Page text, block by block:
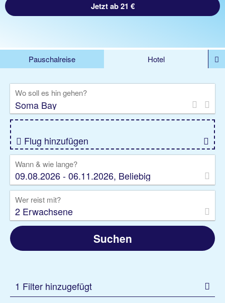
Jetzt ab 21 €
Pauschalreise
Hotel
Rundreise
Kreuzfahrt
Gruppenreise
Camper Privattransfer
Wo soll es hin gehen?
Flug hinzufügen
Wann & wie lange?
09.08.2026 - 06.11.2026, Beliebig
Wer reist mit?
2 Erwachsene
Suchen
1 Filter hinzugefügt